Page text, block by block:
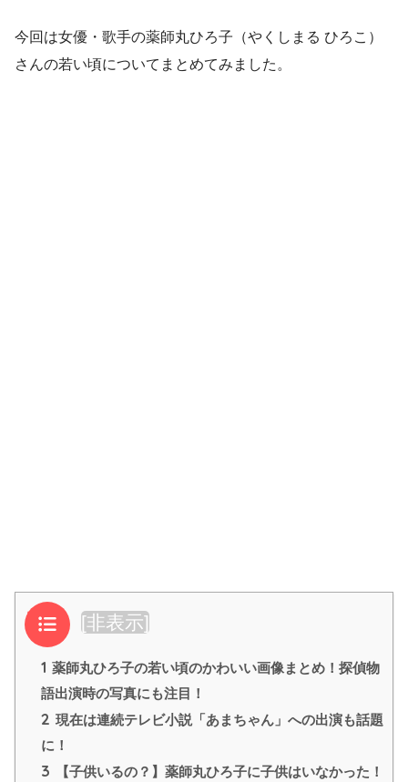
今回は女優・歌手の薬師丸ひろ子（やくしまる ひろこ）
さんの若い頃についてまとめてみました。
目次 [非表示]
1 薬師丸ひろ子の若い頃のかわいい画像まとめ！探偵物
語出演時の写真にも注目！
2 現在は連続テレビ小説「あまちゃん」への出演も話題
に！
3
【子供いるの？】薬師丸ひろ子に子供はいなかった！